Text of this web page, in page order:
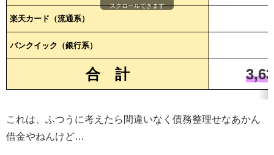
楽天カード（流通系）
バンクイック（銀行系）
合 計
スクロールできます
これは、ふつうに考えたら間違いなく債務整理せなあかん
借金やねんけど…